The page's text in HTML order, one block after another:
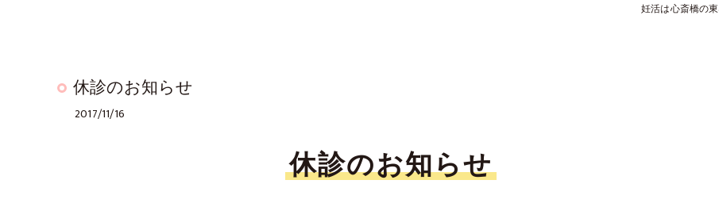
妊活は心斎橋の
休診のお知らせ
2017/11/16
休診のお知らせ